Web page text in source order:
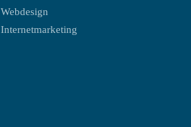
Webdesign
Internetmarketing